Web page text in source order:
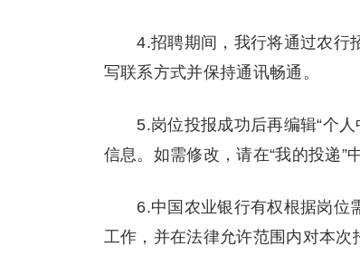
4.招聘期间，我行将通过农行招
写联系方式并保持通讯畅通。
5.岗位投报成功后再编辑“个人
信息。如需修改，请在“我的投递”
6.中国农业银行有权根据岗位需
工作，并在法律允许范围内对本次